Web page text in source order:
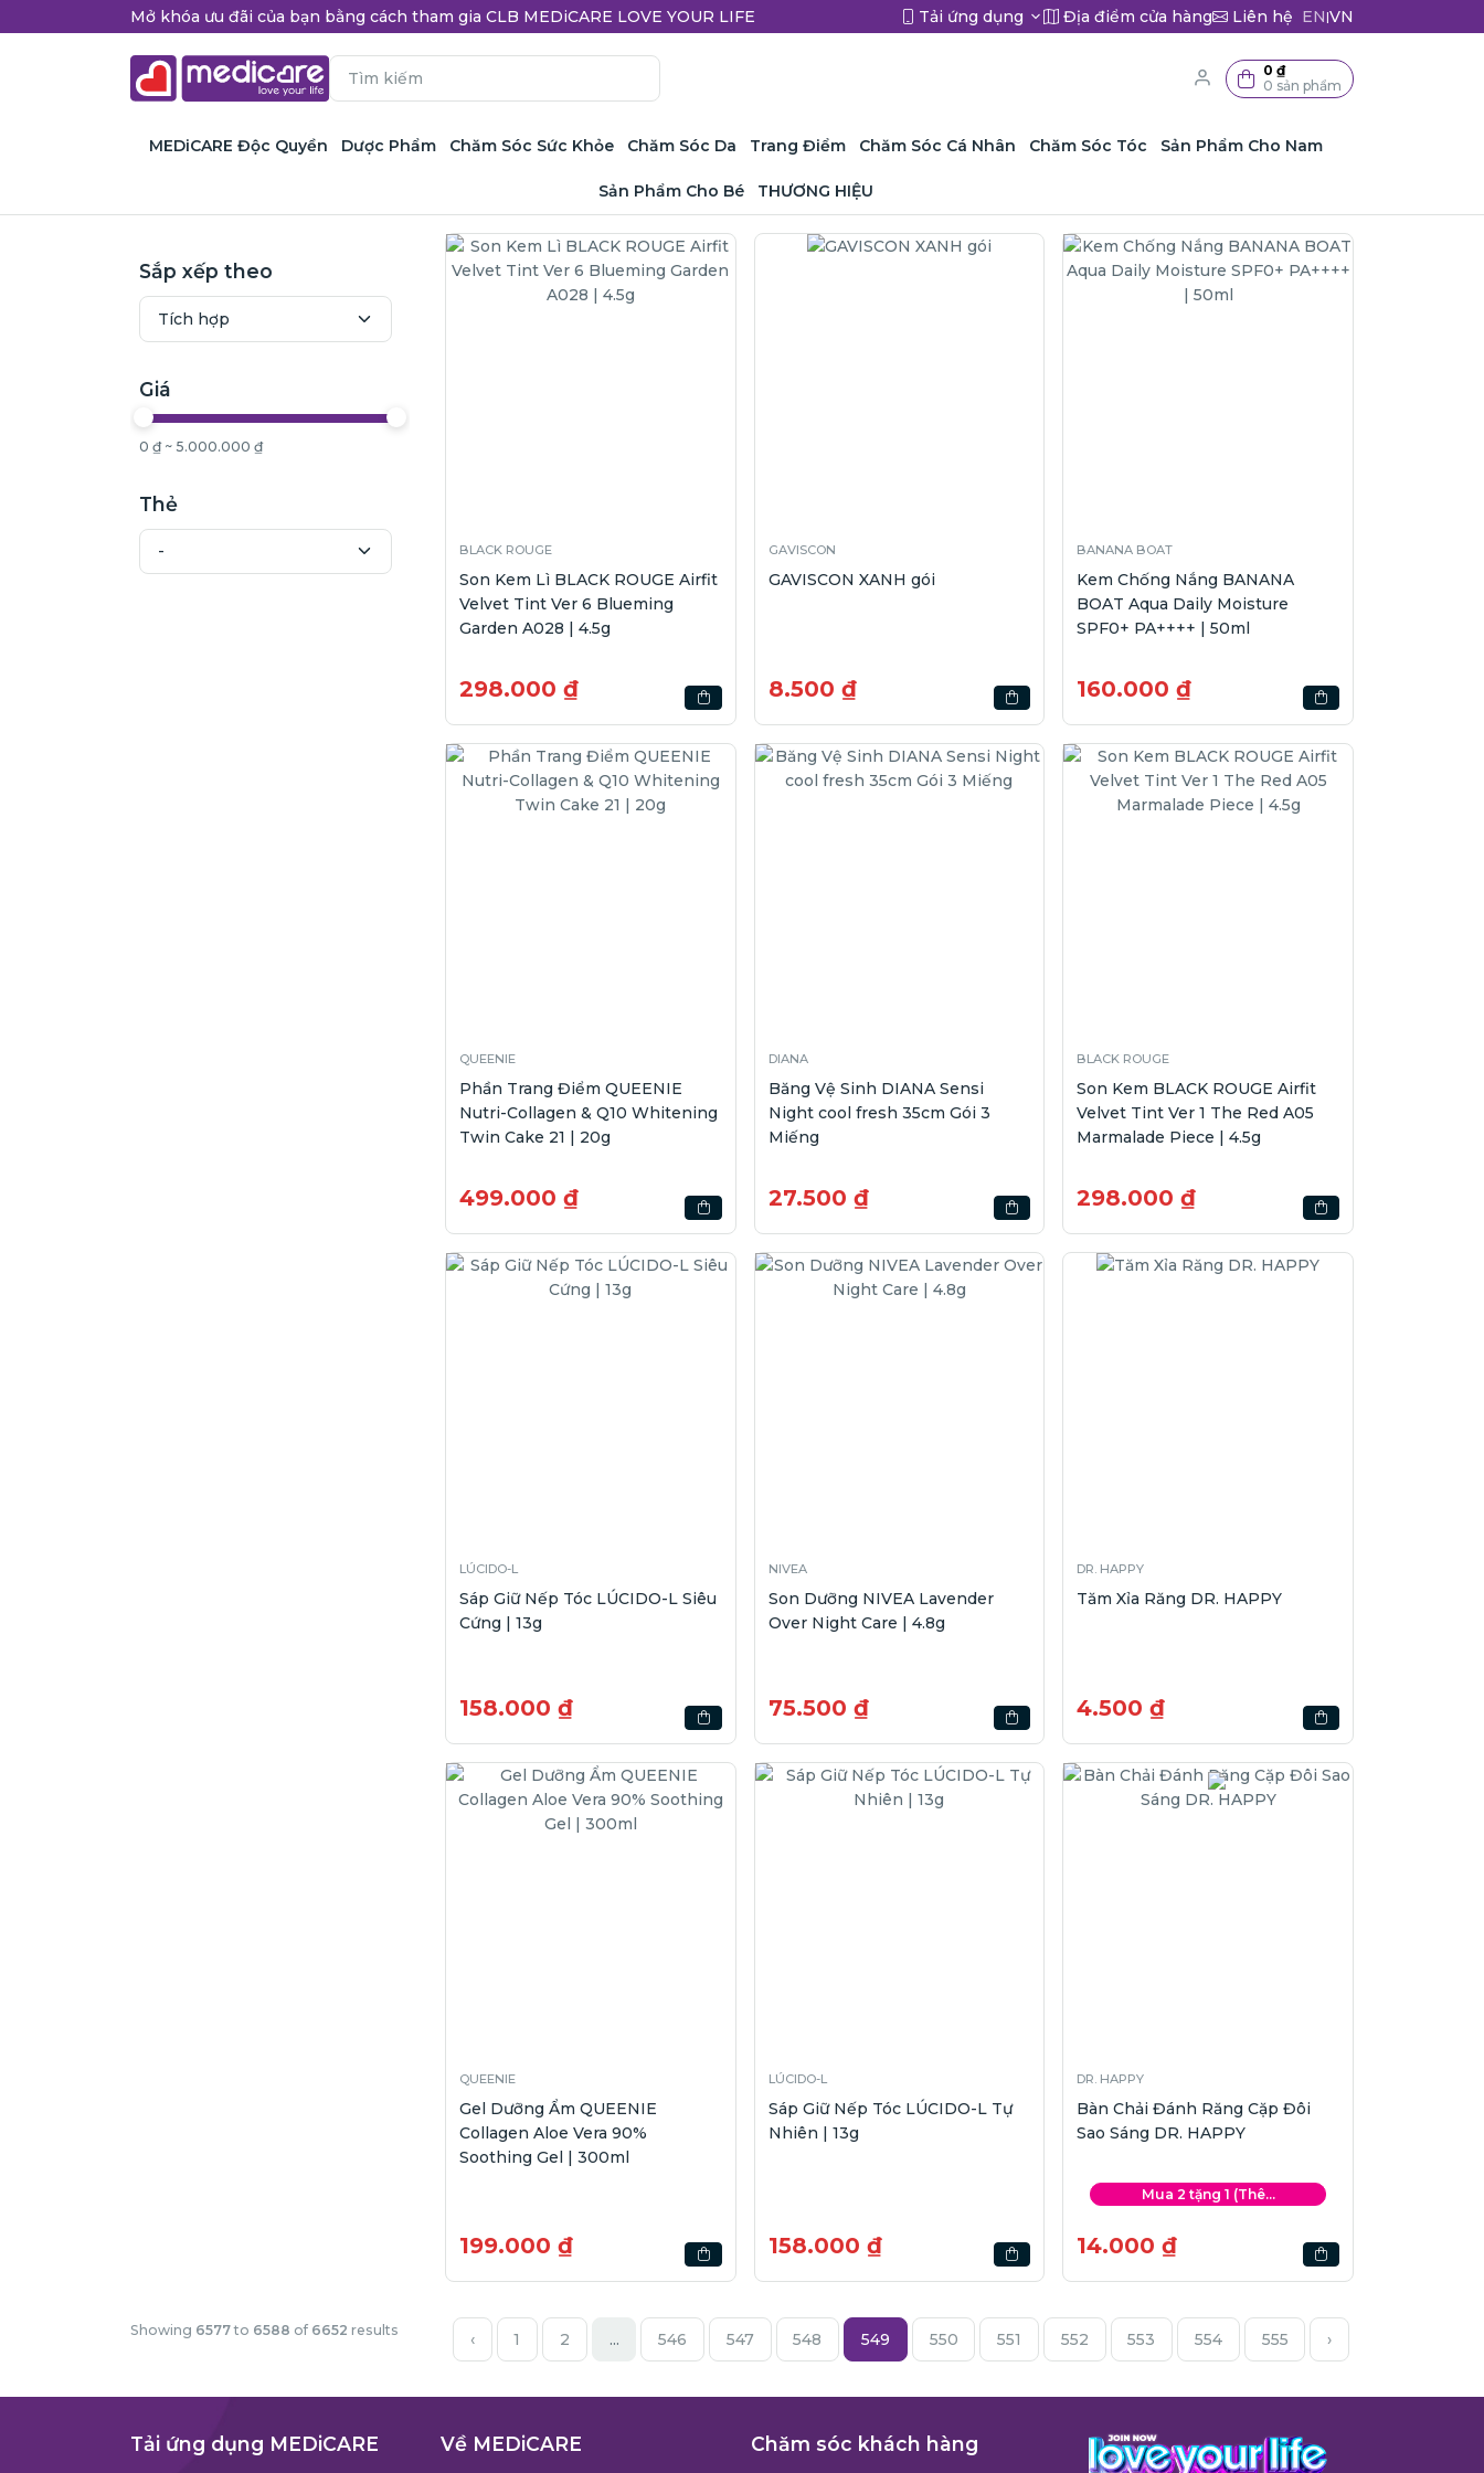
Mở khóa ưu đãi của bạn bằng cách tham gia CLB MEDiCARE LOVE YOUR LIFE Tải ứng dụng Địa điểm cửa hàng Liên hệ EN|VN
0 ₫
0 sản phẩm
MEDiCARE Độc Quyền Dược Phẩm Chăm Sóc Sức Khỏe Chăm Sóc Da Trang Điểm Chăm Sóc Cá Nhân Chăm Sóc Tóc Sản Phẩm Cho Nam
Sản Phẩm Cho Bé THƯƠNG HIỆU
Sắp xếp theo
Giá
0 ₫ ~ 5.000.000 ₫
Thẻ
BLACK ROUGE
Son Kem Lì BLACK ROUGE Airfit
Velvet Tint Ver 6 Blueming
Garden A028 | 4.5g
298.000 ₫
GAVISCON
GAVISCON XANH gói
8.500 ₫
BANANA BOAT
Kem Chống Nắng BANANA
BOAT Aqua Daily Moisture
SPF0+ PA++++ | 50ml
160.000 ₫
QUEENIE
Phần Trang Điểm QUEENIE
Nutri-Collagen & Q10 Whitening
Twin Cake 21 | 20g
499.000 ₫
DIANA
Băng Vệ Sinh DIANA Sensi
Night cool fresh 35cm Gói 3
Miếng
27.500 ₫
BLACK ROUGE
Son Kem BLACK ROUGE Airfit
Velvet Tint Ver 1 The Red A05
Marmalade Piece | 4.5g
298.000 ₫
LÚCIDO-L
Sáp Giữ Nếp Tóc LÚCIDO-L Siêu
Cứng | 13g
158.000 ₫
NIVEA
Son Dưỡng NIVEA Lavender
Over Night Care | 4.8g
75.500 ₫
DR. HAPPY
Tăm Xỉa Răng DR. HAPPY
4.500 ₫
QUEENIE
Gel Dưỡng Ẩm QUEENIE
Collagen Aloe Vera 90%
Soothing Gel | 300ml
199.000 ₫
LÚCIDO-L
Sáp Giữ Nếp Tóc LÚCIDO-L Tự
Nhiên | 13g
158.000 ₫
DR. HAPPY
Bàn Chải Đánh Răng Cặp Đôi
Sao Sáng DR. HAPPY
Mua 2 tặng 1 (Thê...
14.000 ₫
Showing 6577to 6588 of 6652 results ‹ 1 2 ... 546 547 548 549 550 551 552 553 554 555 ›
Tải ứng dụng MEDiCARE Về MEDiCARE Chăm sóc khách hàng